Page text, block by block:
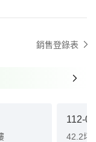
銷售登錄表
112-03
42.2坪